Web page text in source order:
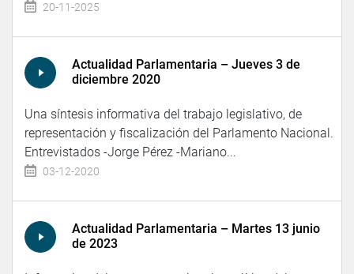
20-11-2025
Actualidad Parlamentaria – Jueves 3 de
diciembre 2020
Una síntesis informativa del trabajo legislativo, de
representación y fiscalización del Parlamento Nacional.
Entrevistados -Jorge Pérez -Mariano...
03-12-2020
Actualidad Parlamentaria – Martes 13 junio
de 2023